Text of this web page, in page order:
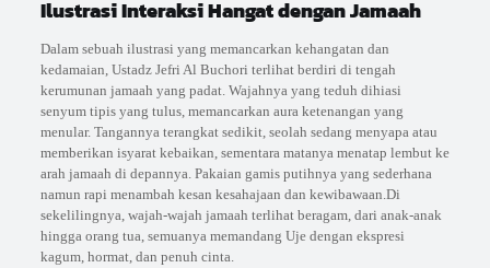
Ilustrasi Interaksi Hangat dengan Jamaah
Dalam sebuah ilustrasi yang memancarkan kehangatan dan
kedamaian, Ustadz Jefri Al Buchori terlihat berdiri di tengah
kerumunan jamaah yang padat. Wajahnya yang teduh dihiasi
senyum tipis yang tulus, memancarkan aura ketenangan yang
menular. Tangannya terangkat sedikit, seolah sedang menyapa atau
memberikan isyarat kebaikan, sementara matanya menatap lembut ke
arah jamaah di depannya. Pakaian gamis putihnya yang sederhana
namun rapi menambah kesan kesahajaan dan kewibawaan.Di
sekelilingnya, wajah-wajah jamaah terlihat beragam, dari anak-anak
hingga orang tua, semuanya memandang Uje dengan ekspresi
kagum, hormat, dan penuh cinta.